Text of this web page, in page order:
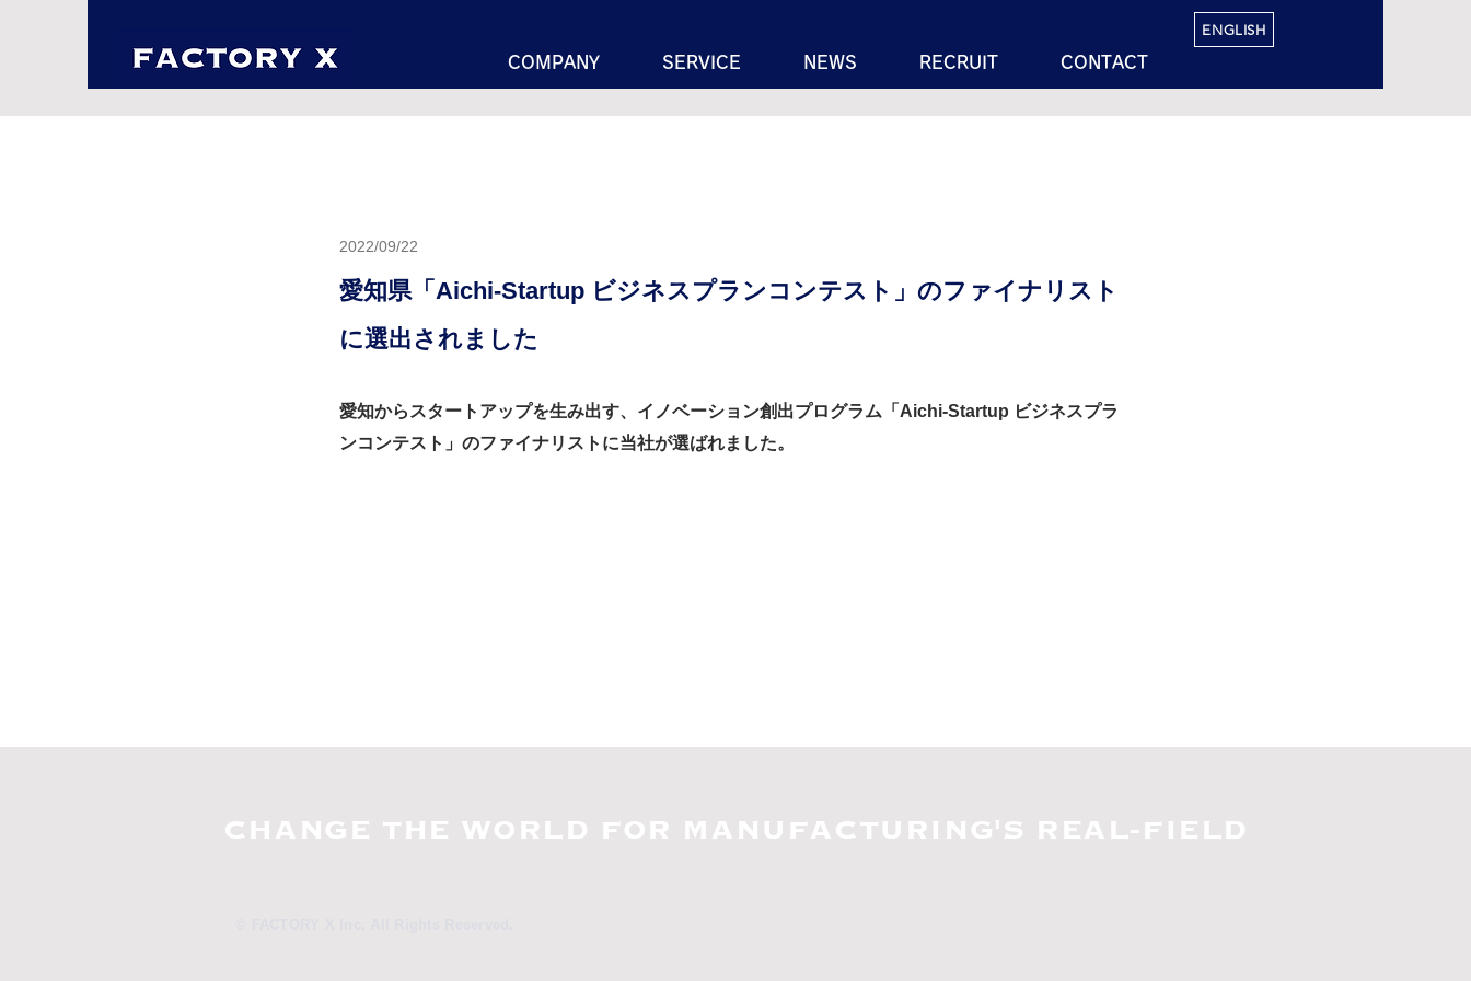
COMPANY SERVICE NEWS RECRUIT CONTACT
ENGLISH
2022/09/22
愛知県「Aichi-Startup ビジネスプランコンテスト」のファイナリスト
に選出されました
愛知からスタートアップを生み出す、イノベーション創出プログラム「Aichi-Startup ビジネスプラ
ンコンテスト」のファイナリストに当社が選ばれました。
CHANGE THE WORLD FOR MANUFACTURING'S REAL-FIELD